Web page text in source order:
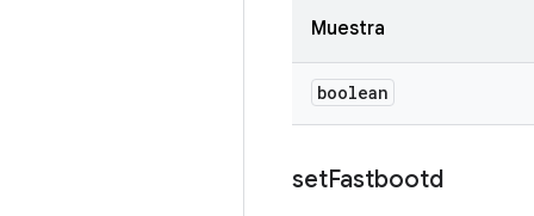
Muestra
boolean
setFastbootd